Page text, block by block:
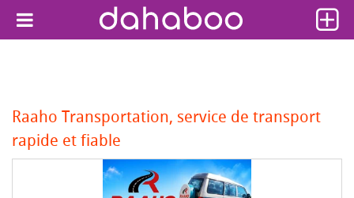
Raaho Transportation, service de transport
rapide et fiable